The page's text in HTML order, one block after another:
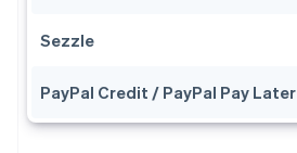
Sezzle
PayPal Credit / PayPal Pay Later